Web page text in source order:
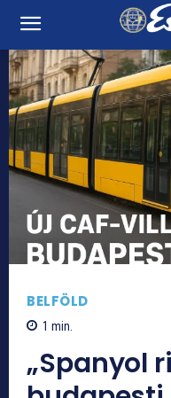
BELFÖLD
1 min.
„Spanyol